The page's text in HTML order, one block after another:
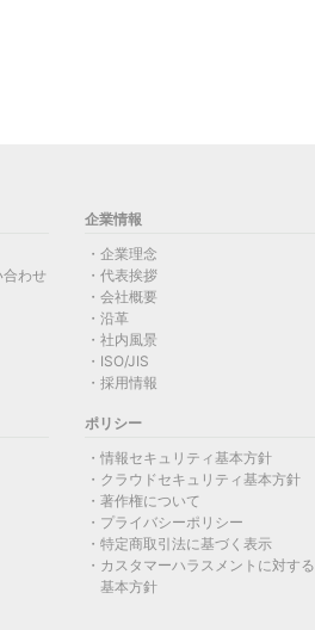
わせ
企業情報
企業理念
代表挨拶
会社概要
沿革
社内風景
ISO/JIS
採用情報
ポリシー
情報セキュリティ基本方針
クラウドセキュリティ基本方針
著作権について
プライバシーポリシー
特定商取引法に基づく表示
カスタマーハラスメントに対する
基本方針